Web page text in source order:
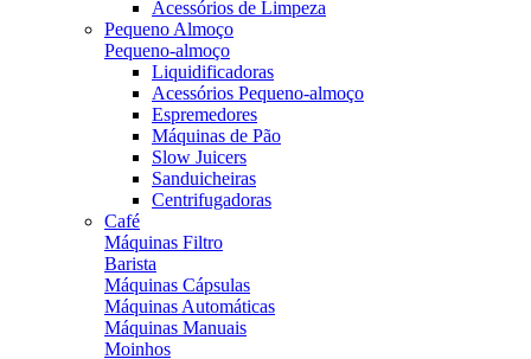
Acessórios de Limpeza
Pequeno Almoço
Pequeno-almoço
Liquidificadoras
Acessórios Pequeno-almoço
Espremedores
Máquinas de Pão
Slow Juicers
Sanduicheiras
Centrifugadoras
Café
Máquinas Filtro
Barista
Máquinas Cápsulas
Máquinas Automáticas
Máquinas Manuais
Moinhos